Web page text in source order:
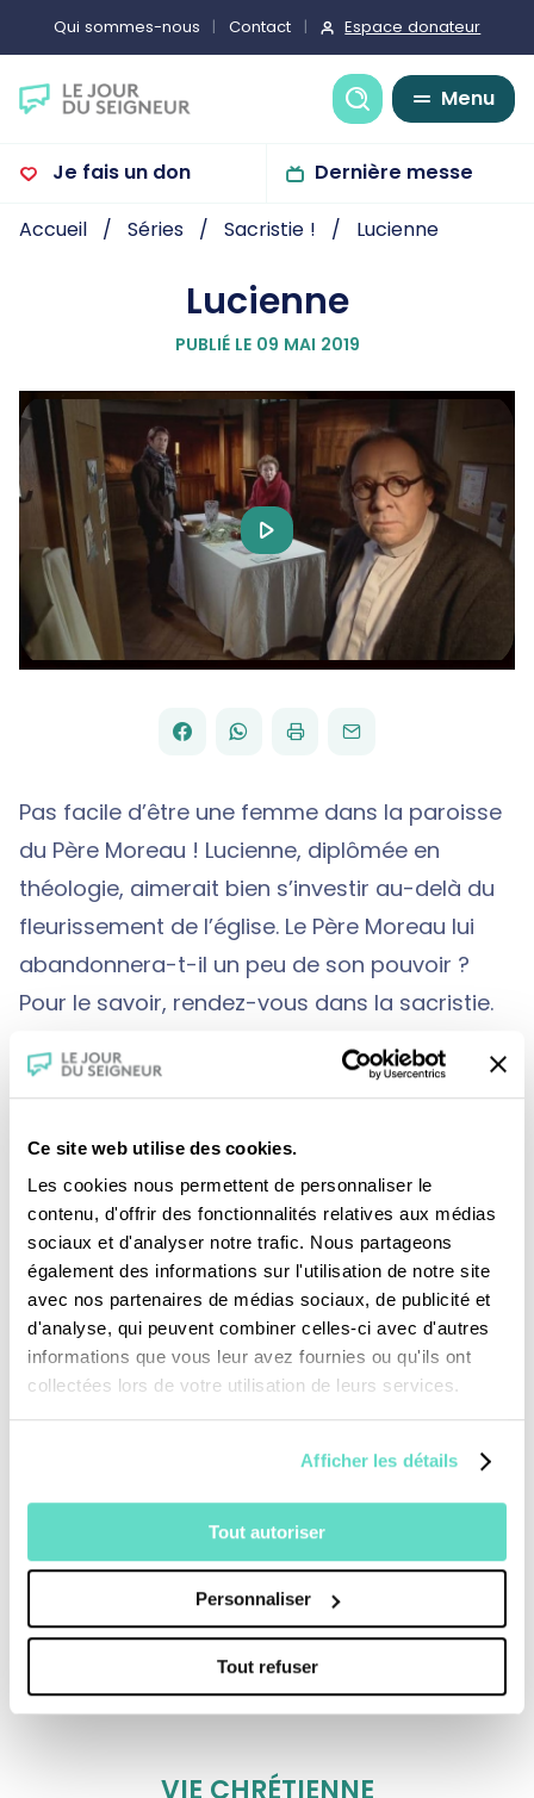
Ce site web utilise des cookies.
Les cookies nous permettent de personnaliser le
contenu, d'offrir des fonctionnalités relatives aux médias
sociaux et d'analyser notre trafic. Nous partageons
également des informations sur l'utilisation de notre site
avec nos partenaires de médias sociaux, de publicité et
d'analyse, qui peuvent combiner celles-ci avec d'autres
informations que vous leur avez fournies ou qu'ils ont
collectées lors de votre utilisation de leurs services.
Afficher les détails
Tout autoriser
Personnaliser
Tout refuser
Qui sommes-nous Contact Espace donateur
Recherche
Menu
Je fais un don Dernière messe
Accueil Séries Sacristie ! Lucienne
Lucienne
PUBLIÉ LE 09 MAI 2019
Video
PARTAGER
FACEBOOK
PARTAGER
WHATSAPP
IMPRIMERENVOYER
PAR
EMAIL
Pas facile d’être une femme dans la paroisse
du Père Moreau ! Lucienne, diplômée en
théologie, aimerait bien s’investir au-delà du
fleurissement de l’église. Le Père Moreau lui
abandonnera-t-il un peu de son pouvoir ?
Pour le savoir, rendez-vous dans la sacristie.
Je fais un don
Revoir la messe du 02 août 2026
TOUS NOS PROGRAMMES
La messe
Magazine Le Jour du Seigneur
Documentaires
Parole Inattendue
Tous Frères
Générations Laudato Si’
Agenda Culturel
JDS.tv
Nos émissions
Toutes nos vidéos